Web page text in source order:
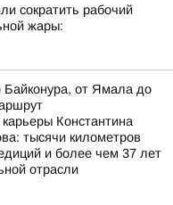
сократить рабочий
жары:
от Ямала до
Константина
тысячи километров
и более чем 37 лет
отрасли